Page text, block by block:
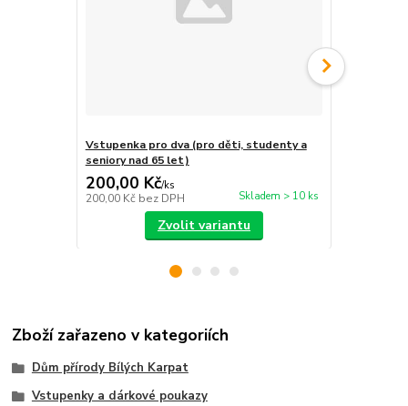
Vstupenka pro dva (pro děti, studenty a
seniory nad 65 let)
200,00 Kč/ks
200,00 Kč bez DPH Skladem > 10 ks
Zvolit variantu
Zboží zařazeno v kategoriích
Dům přírody Bílých Karpat
Vstupenky a dárkové poukazy